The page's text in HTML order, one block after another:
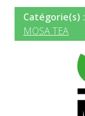
Catégorie(s) :
MOSA TEA